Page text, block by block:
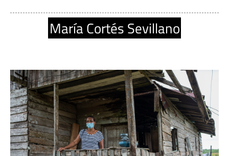
María Cortés Sevillano